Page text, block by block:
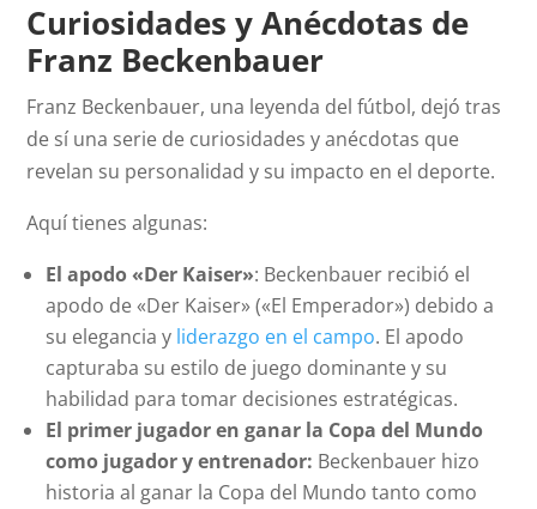
Curiosidades y Anécdotas de
Franz Beckenbauer
Franz Beckenbauer, una leyenda del fútbol, dejó tras
de sí una serie de curiosidades y anécdotas que
revelan su personalidad y su impacto en el deporte.
Aquí tienes algunas:
El apodo «Der Kaiser»: Beckenbauer recibió el
apodo de «Der Kaiser» («El Emperador») debido a
su elegancia y liderazgo en el campo. El apodo
capturaba su estilo de juego dominante y su
habilidad para tomar decisiones estratégicas.
El primer jugador en ganar la Copa del Mundo
como jugador y entrenador: Beckenbauer hizo
historia al ganar la Copa del Mundo tanto como